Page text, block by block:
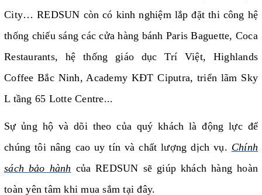
City… REDSUN còn có kinh nghiệm lắp đặt thi công hệ
thống chiếu sáng các cửa hàng bánh Paris Baguette, Coca
Restaurants, hệ thống giáo dục Trí Việt, Highlands
Coffee Bắc Ninh, Academy KĐT Ciputra, triển lãm Sky
L tầng 65 Lotte Centre...
Sự ủng hộ và dõi theo của quý khách là động lực để
chúng tôi nâng cao uy tín và chất lượng dịch vụ. Chính
sách bảo hành của REDSUN sẽ giúp khách hàng hoàn
toàn yên tâm khi mua sắm tại đây.